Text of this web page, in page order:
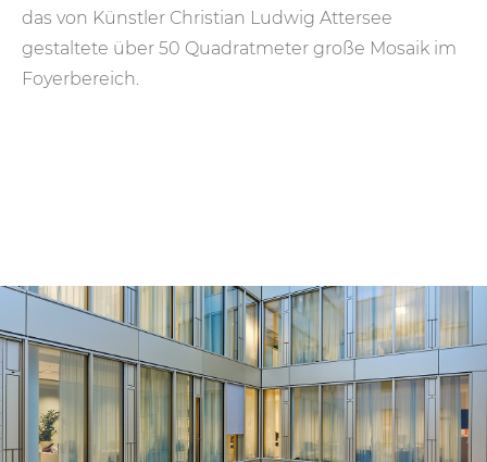
das von Künstler Christian Ludwig Attersee
gestaltete über 50 Quadratmeter große Mosaik im
Foyerbereich.